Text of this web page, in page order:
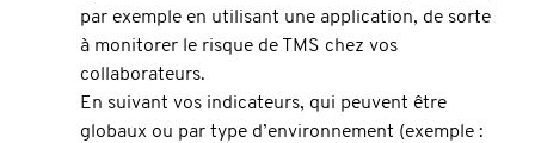
par exemple en utilisant une application, de sorte
à monitorer le risque de TMS chez vos
collaborateurs.
En suivant vos indicateurs, qui peuvent être
globaux ou par type d’environnement (exemple :